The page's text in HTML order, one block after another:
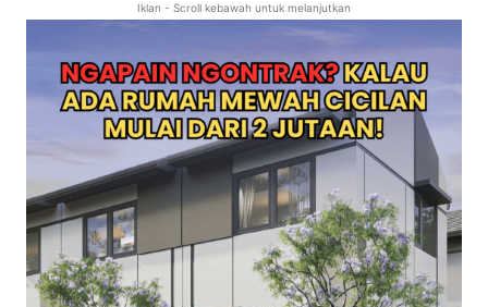
Iklan - Scroll kebawah untuk melanjutkan